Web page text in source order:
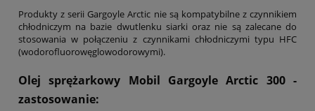
Produkty z serii Gargoyle Arctic nie są kompatybilne z czynnikiem
chłodniczym na bazie dwutlenku siarki oraz nie są zalecane do
stosowania w połączeniu z czynnikami chłodniczymi typu HFC
(wodorofluorowęglowodorowymi).
Olej sprężarkowy Mobil Gargoyle Arctic 300 -
zastosowanie: